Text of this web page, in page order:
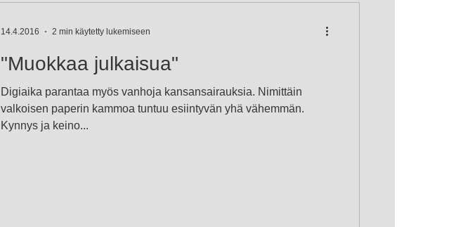
"Muokkaa julkaisua"
Digiaika parantaa myös vanhoja kansansairauksia. Nimittäin
valkoisen paperin kammoa tuntuu esiintyvän yhä vähemmän.
Kynnys ja keino...
14.4.2016 2 min käytetty lukemiseen